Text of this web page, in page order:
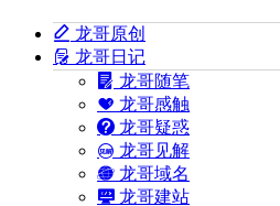
龙哥原创
龙哥日记
龙哥随笔
龙哥感触
龙哥疑惑
龙哥见解
龙哥域名
龙哥建站